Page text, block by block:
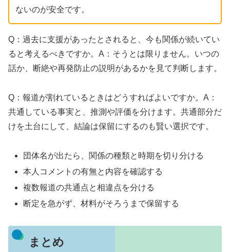
ないのが安全です。
Q：過去に支援があったとされると、今も関係が続いてい
ると考えるべきですか。A：そうとは限りません。いつの
話か、断絶や再発防止の説明があるかを見て判断します。
Q：報道が割れているときはどうすればよいですか。A：
共通している事実と、推測や評価を分けます。共通部分だ
けを土台にして、結論は保留にするのも賢い選択です。
団体名が出たら、関係の種類と時期を切り分ける
本人コメントの有無と内容を確認する
複数報道の共通点と相違点を分ける
断定を急がず、材料がそろうまで保留する
まとめ